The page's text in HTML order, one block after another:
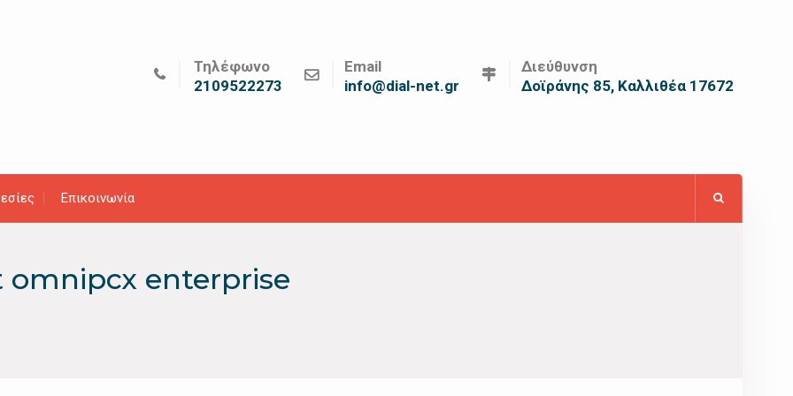
Τηλέφωνο
2109522273
Email
info@dial-net.gr
Διεύθυνση
Δοϊράνης 85, Καλλιθέα 17672
Επικοινωνία
omnipcx enterprise